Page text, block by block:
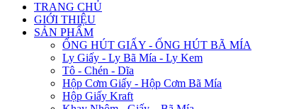
TRANG CHỦ
GIỚI THIỆU
SẢN PHẨM
ỐNG HÚT GIẤY - ỐNG HÚT BÃ MÍA
Ly Giấy - Ly Bã Mía - Ly Kem
Tô - Chén - Dĩa
Hộp Cơm Giấy - Hộp Cơm Bã Mía
Hộp Giấy Kraft